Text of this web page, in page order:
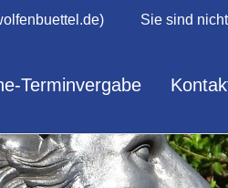
Sie sind
Terminvergabe